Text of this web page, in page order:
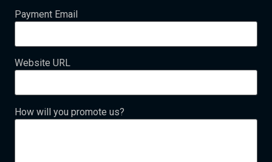
Payment Email
Website URL
How will you promote us?